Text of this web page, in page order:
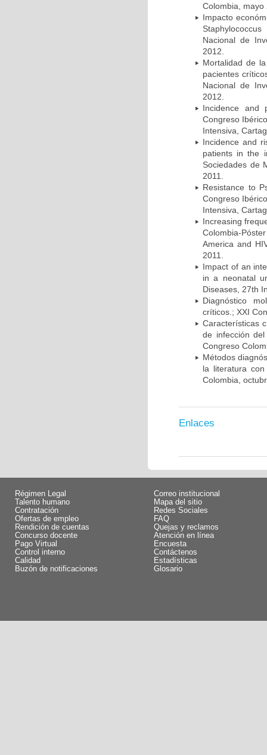
Colombia, mayo
Impacto
Nacional de
2012.
Mortalidad de
pacientes
Nacional de
2012.
Incidence and
Congreso
Intensiva,
Incidence and
patients in the
Sociedades de
2011.
Resistance to
Congreso
Intensiva,
Increasing
Colombia-
America and
2011.
Impact of an
in a neonatal
Diseases, 27th
Diagnóstico
críticos.; XXI
Características
de infección
Congreso
Métodos
la literatura
Colombia,
Enlaces
Régimen Legal
Talento humano
Contratación
Ofertas de empleo
Rendición de cuentas
Concurso docente
Pago Virtual
Control interno
Calidad
Buzón de notificaciones
Correo institucional
Mapa del sitio
Redes Sociales
FAQ
Quejas y reclamos
Atención en línea
Encuesta
Contáctenos
Estadísticas
Glosario